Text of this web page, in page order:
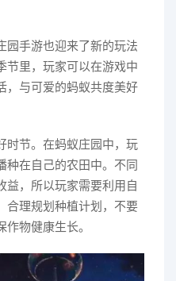
园手游也迎来了新的玩法
节里，玩家可以在游戏中
，与可爱的蚂蚁共度美好
时节。在蚂蚁庄园中，玩
种在自己的农田中。不同
益，所以玩家需要利用自
合理规划种植计划，不要
物健康生长。